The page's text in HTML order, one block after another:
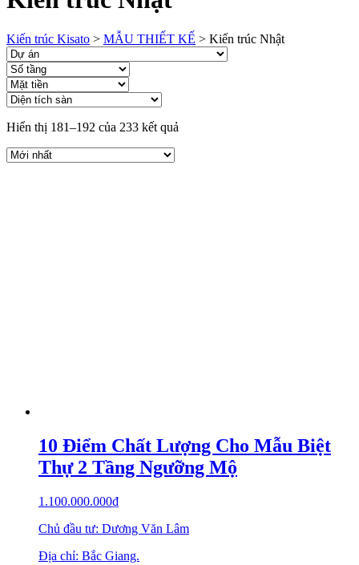
Kiến trúc Kisato > MẪU THIẾT KẾ > Kiến trúc Nhật
Hiển thị 181–192 của 233 kết quả
10 Điểm Chất Lượng Cho Mẫu Biệt
Thự 2 Tầng Ngưỡng Mộ
1.100.000.000₫
Chủ đầu tư: Dương Văn Lâm
Địa chỉ: Bắc Giang.